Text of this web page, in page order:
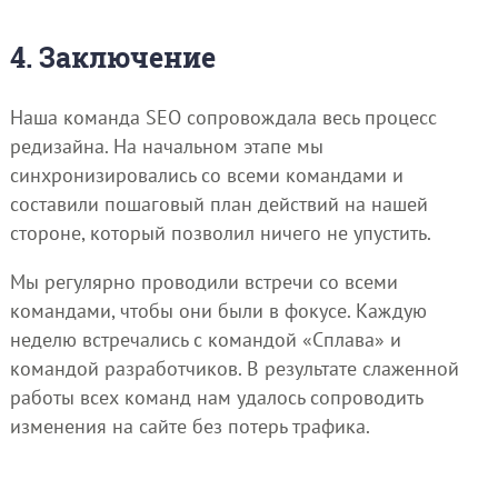
4. Заключение
Наша команда SEO сопровождала весь процесс
редизайна. На начальном этапе мы
синхронизировались со всеми командами и
составили пошаговый план действий на нашей
стороне, который позволил ничего не упустить.
Мы регулярно проводили встречи со всеми
командами, чтобы они были в фокусе. Каждую
неделю встречались с командой «Сплава» и
командой разработчиков. В результате слаженной
работы всех команд нам удалось сопроводить
изменения на сайте без потерь трафика.